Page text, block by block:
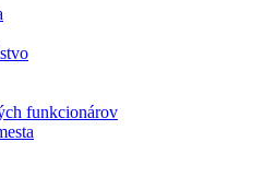
funkcionárov